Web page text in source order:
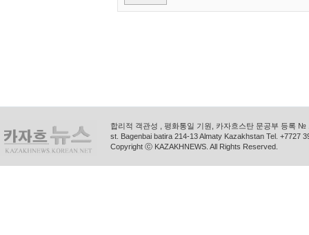
합리적 객관성 , 평화통일 기원, 카자흐스탄 문공부 등록
st. Bagenbai batira 214-13 Almaty Kazakhstan Tel. +7727
Copyright ⓒ KAZAKHNEWS. All Rights Reserved.